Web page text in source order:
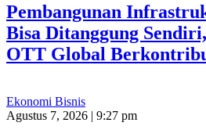
Pembangunan
Bisa Ditanggung
OTT Global
Ekonomi Bisnis
Agustus 7, 2026 | 9:27 pm